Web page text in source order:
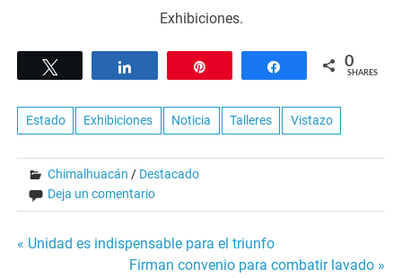
Exhibiciones.
Share 0
SHARES
Estado Exhibiciones Noticia Talleres Vistazo
Chimalhuacán / Destacado
Deja un comentario
Navegación
« Unidad es indispensable para el triunfo
Firman convenio para combatir lavado »